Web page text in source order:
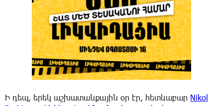
Ի դեպ, երեկ աշխատանքային օր էր, հետևաբար Nikol